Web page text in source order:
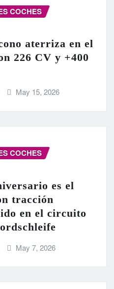
COCHES
aterriza en el
226 CV y +400
May 15, 2026
COCHES
es el
tracción
en el circuito
May 7, 2026